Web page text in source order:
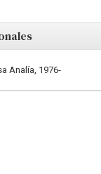
Analía, 1976-